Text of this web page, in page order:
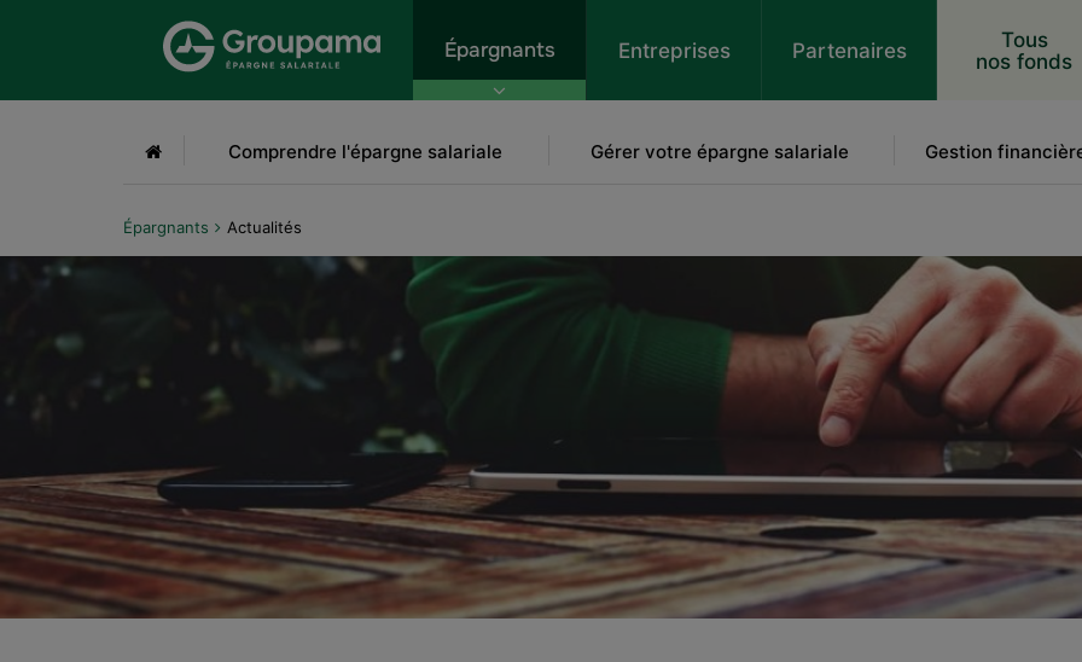
Aller au menu Aller à la recherche
Épargnants
Accueil Comprendre l'épargne salariale Gérer votre épargne salariale Gestion
Entreprises Partenaires
Tous
nos fonds
Épargnants Actualités